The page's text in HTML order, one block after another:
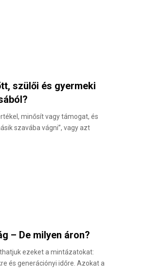
szülői és gyermeki
minősít vagy támogat, és
szavába vágni”, vagy azt
– De milyen áron?
ezeket a mintázatokat:
és generációnyi időre. Azokat a